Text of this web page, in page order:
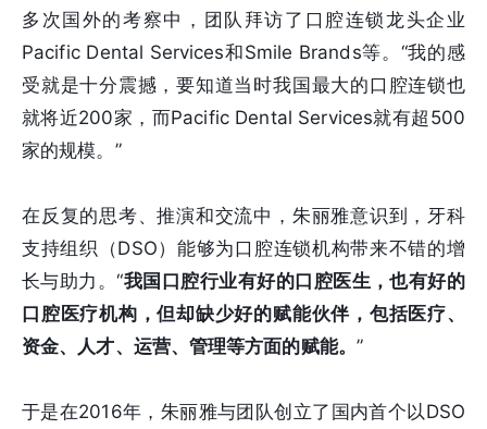
多次国外的考察中，团队拜访了口腔连锁龙头企业
Pacific Dental Services和Smile Brands等。“我的感
受就是十分震撼，要知道当时我国最大的口腔连锁也
就将近200家，而Pacific Dental Services就有超500
家的规模。”
在反复的思考、推演和交流中，朱丽雅意识到，牙科
支持组织（DSO）能够为口腔连锁机构带来不错的增
长与助力。“我国口腔行业有好的口腔医生，也有好的
口腔医疗机构，但却缺少好的赋能伙伴，包括医疗、
资金、人才、运营、管理等方面的赋能。 ”
于是在2016年，朱丽雅与团队创立了国内首个以DSO